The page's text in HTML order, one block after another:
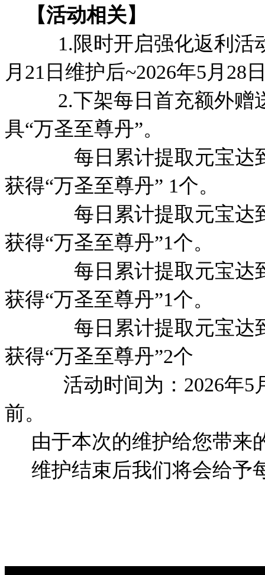
【活动相关】
1.限时开启强化返利活动
月21日维护后~2026年5月28
2.下架每日首充额外赠送
具“万圣至尊丹”。
每日累计提取元宝达到
获得“万圣至尊丹” 1个。
每日累计提取元宝达到
获得“万圣至尊丹”1个。
每日累计提取元宝达到
获得“万圣至尊丹”1个。
每日累计提取元宝达到
获得“万圣至尊丹”2个
活动时间为：2026年5月
前。
由于本次的维护给您带来
维护结束后我们将会给予